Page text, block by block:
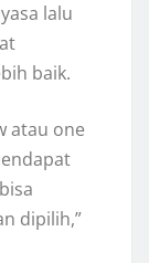
lalu
baik.
atau one
dipilih,”